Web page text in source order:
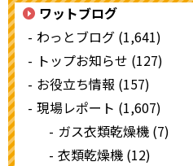
ワットブログ
わっとブログ (1,641)
トップお知らせ (127)
お役立ち情報 (157)
現場レポート (1,607)
ガス衣類乾燥機 (7)
衣類乾燥機 (12)